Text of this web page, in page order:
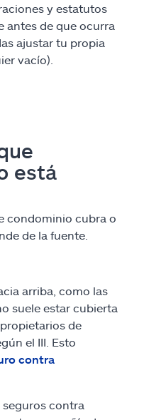
y estatutos
antes de que ocurra
ajustar tu propia
vacío).
está
condominio cubra o
de la fuente.
arriba, como las
suele estar cubierta
de
el III. Esto
contra
contra